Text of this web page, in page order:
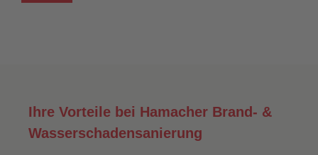
Ihre Vorteile bei Hamacher Brand- &
Wasserschadensanierung